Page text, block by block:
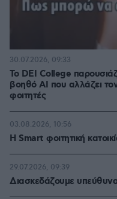
Το DEI College
βοηθό AI που αλλάζει
φοιτητές
30.07.2026, 09:33
Η Smart φοιτητική
03.08.2026, 10:56
Διασκεδάζουμε
29.07.2026, 09:39